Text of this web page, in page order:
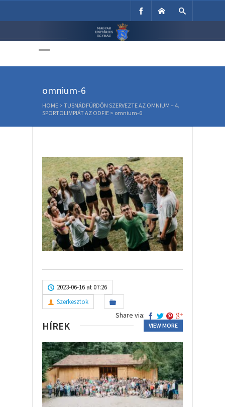
Unitárius Egyház
omnium-6
HOME > TUSNÁDFÜRDŐN SZERVEZTE AZ OMNIUM – 4.
SPORTOLIMPIÁT AZ ODFIE > omnium-6
2023-06-16 at 07:26
Szerkesztok
Share via:
HÍREK VIEW MORE